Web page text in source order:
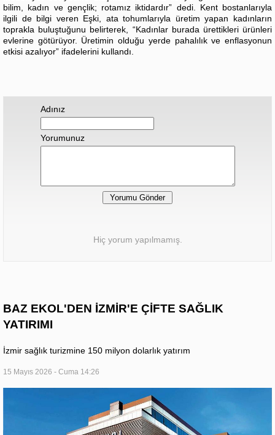
bilim, kadın ve gençlik; rotamız iktidardır” dedi. Kent bostanlarıyla
ilgili de bilgi veren Eşki, ata tohumlarıyla üretim yapan kadınların
toprakla buluştuğunu belirterek, “Kadınlar burada ürettikleri ürünleri
evlerine götürüyor. Üretimin olduğu yerde pahalılık ve enflasyonun
etkisi azalıyor” ifadelerini kullandı.
Adınız
Yorumunuz
Hiç yorum yapılmamış.
BAZ EKOL'DEN İZMİR'E ÇİFTE SAĞLIK
YATIRIMI
İzmir sağlık turizmine 150 milyon dolarlık yatırım
15 Mayıs 2026 - Cuma 14:26